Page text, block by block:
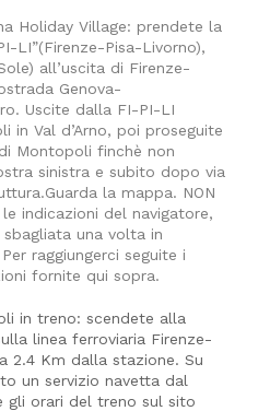
Holiday Village: prendete la
LI”(Firenze-Pisa-Livorno),
all’uscita di Firenze-
Genova-
Uscite dalla FI-PI-LI
in Val d’Arno, poi proseguite
Montopoli finchè non
sinistra e subito dopo via
la mappa. NON
indicazioni del navigatore,
una volta in
raggiungerci seguite i
fornite qui sopra.
in treno: scendete alla
linea ferroviaria Firenze-
2.4 Km dalla stazione. Su
un servizio navetta dal
gli orari del treno sul sito